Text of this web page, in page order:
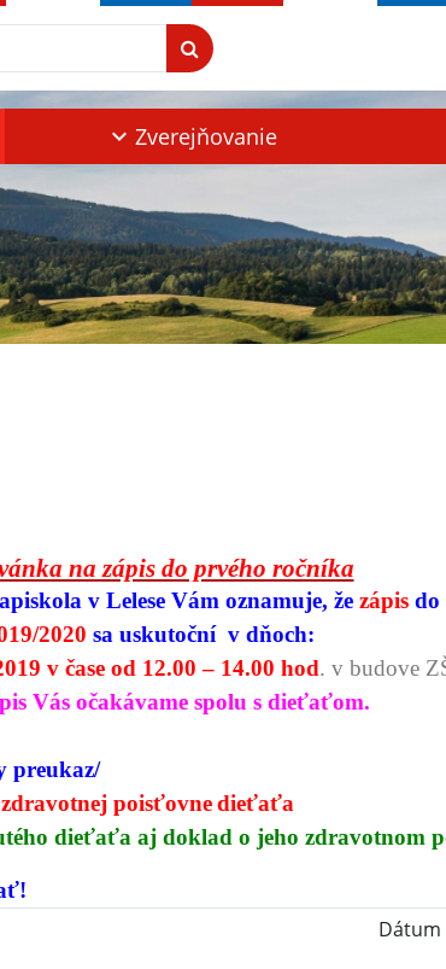
Zverejňovanie
na zápis do prvého ročníka
v Lelese Vám oznamuje, že zápis do
2020 sa uskutoční v dňoch:
v čase od 12.00 – 14.00 hod. v budove
Vás očakávame spolu s dieťaťom.
preukaz/
poisťovnedieťaťa
dieťaťa aj doklad o jeho zdravotnom
Dátum